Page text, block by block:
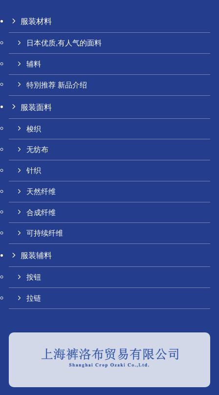
服装材料
日本优质,有人气的面料
辅料
特別推荐 新品介绍
服装面料
梭织
无纺布
针织
天然纤维
合成纤维
可持续纤维
服装辅料
按钮
拉链